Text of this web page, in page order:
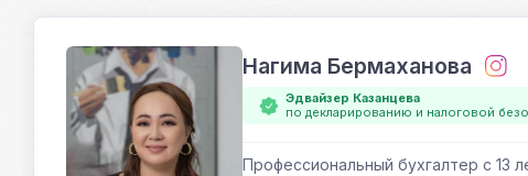
Нагима Бермаханова
Эдвайзер Казанцева
по декларированию и налоговой
Профессиональный бухгалтер с 13